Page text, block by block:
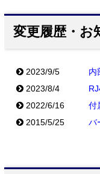
変更履歴・お
2023/9/5
内
2023/8/4
2022/6/16
付
2015/5/25
バ